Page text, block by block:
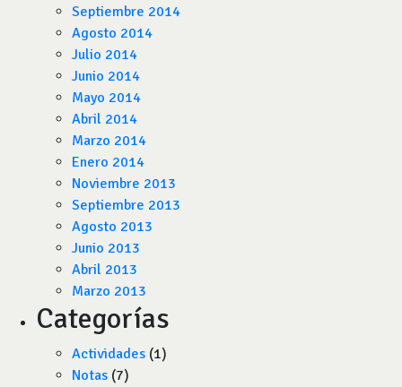
Septiembre 2014
Agosto 2014
Julio 2014
Junio 2014
Mayo 2014
Abril 2014
Marzo 2014
Enero 2014
Noviembre 2013
Septiembre 2013
Agosto 2013
Junio 2013
Abril 2013
Marzo 2013
Categorías
Actividades (1)
Notas (7)